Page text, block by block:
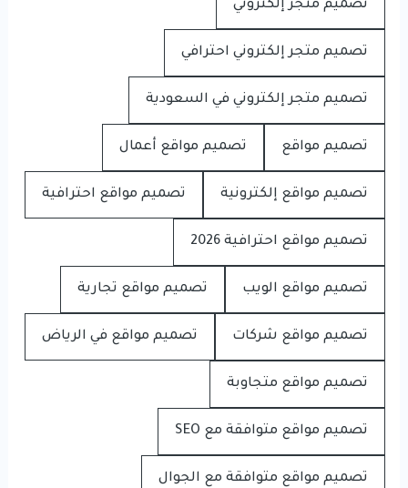
تصميم متجر إلكتروني
تصميم متجر إلكتروني احترافي
تصميم متجر إلكتروني في السعودية
تصميم مواقع تصميم مواقع أعمال
تصميم مواقع إلكترونية تصميم مواقع احترافية
تصميم مواقع احترافية 2026
تصميم مواقع الويب تصميم مواقع تجارية
تصميم مواقع شركات تصميم مواقع في الرياض
تصميم مواقع متجاوبة
تصميم مواقع متوافقة مع SEO
تصميم مواقع متوافقة مع الجوال